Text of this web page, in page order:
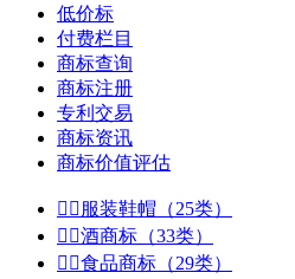
低价标
付费栏目
商标查询
商标注册
专利交易
商标资讯
商标价值评估
  服装鞋帽（25类）
 酒商标（33类）
 食品商标（29类）